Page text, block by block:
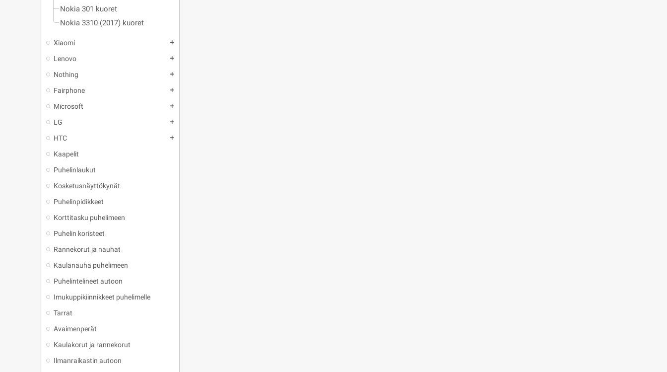
Nokia 301 kuoret
Nokia 3310 (2017) kuoret
Xiaomi add
Lenovo add
Nothing add
Fairphone add
Microsoft add
LG add
HTC add
Kaapelit
Puhelinlaukut
Kosketusnäyttökynät
Puhelinpidikkeet
Korttitasku puhelimeen
Puhelin koristeet
Rannekorut ja nauhat
Kaulanauha puhelimeen
Puhelintelineet autoon
Imukuppikiinnikkeet puhelimelle
Tarrat
Avaimenperät
Kaulakorut ja rannekorut
Ilmanraikastin autoon